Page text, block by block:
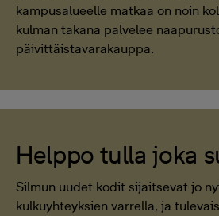
kampusalueelle matkaa on noin
kulman takana palvelee
päivittäistavarakauppa.
Helppo tulla joka
Silmun uudet kodit sijaitsevat jo
kulkuyhteyksien varrella, ja